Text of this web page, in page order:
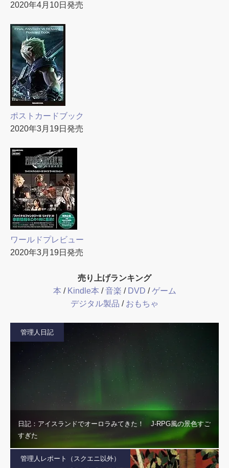
2020年4月10日発売
ポストカードブック
2020年3月19日発売
ワールドプレビュー
2020年3月19日発売
売り上げランキング
本 / Kindle本 /音楽 / DVD /ゲーム
デジタル製品 / おもちゃ
管理人日記
日記：アイスランドでオーロラみてきた！ J-RPG風の景色すご
すぎた
管理人レポート（スクエニ以外）